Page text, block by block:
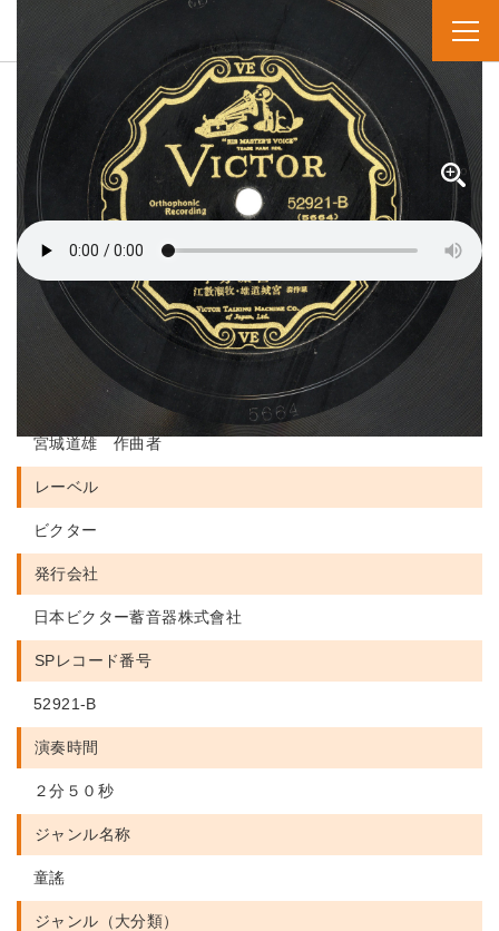
SPレコード
イロハカルタ
資料番号：SPH11MK022716B
いろはかるた
人名・団体名
宮城芳子 実演家
宮城道雄 演奏者
葛原しげる 作詞者
宮城道雄 作曲者
レーベル
ビクター
発行会社
日本ビクター蓄音器株式會社
SPレコード番号
52921-B
演奏時間
２分５０秒
ジャンル名称
童謠
ジャンル（大分類）